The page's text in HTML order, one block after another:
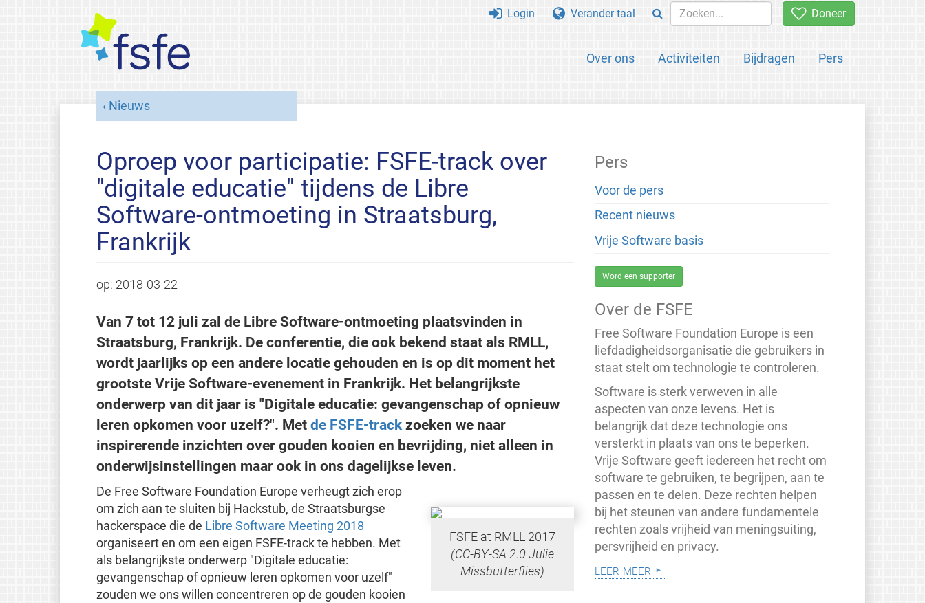
Doneer
Over ons Activiteiten Bijdragen Pers
Login Verander taal
Nieuws
Oproep voor participatie: FSFE-track over
"digitale educatie" tijdens de Libre
Software-ontmoeting in Straatsburg,
Frankrijk
op: 2018-03-22
Van 7 tot 12 juli zal de Libre Software-ontmoeting plaatsvinden in
Straatsburg, Frankrijk. De conferentie, die ook bekend staat als RMLL,
wordt jaarlijks op een andere locatie gehouden en is op dit moment het
grootste Vrije Software-evenement in Frankrijk. Het belangrijkste
onderwerp van dit jaar is "Digitale educatie: gevangenschap of opnieuw
leren opkomen voor uzelf?". Met de FSFE-trackzoeken we naar
inspirerende inzichten over gouden kooien en bevrijding, niet alleen in
onderwijsinstellingen maar ook in ons dagelijkse leven.
FSFE at RMLL 2017
(CC-BY-SA 2.0 Julie
Missbutterflies)
De Free Software Foundation Europe verheugt zich erop
om zich aan te sluiten bij Hackstub, de Straatsburgse
hackerspace die de Libre Software Meeting 2018
organiseert en om een eigen FSFE-track te hebben. Met
als belangrijkste onderwerp "Digitale educatie:
gevangenschap of opnieuw leren opkomen voor uzelf"
zouden we ons willen concentreren op de gouden kooien
Pers
Voor de pers
Recent nieuws
Vrije Software basis
Word een supporter
Over de FSFE
Free Software Foundation Europe is een
liefdadigheidsorganisatie die gebruikers in
staat stelt om technologie te controleren.
Software is sterk verweven in alle
aspecten van onze levens. Het is
belangrijk dat deze technologie ons
versterkt in plaats van ons te beperken.
Vrije Software geeft iedereen het recht om
software te gebruiken, te begrijpen, aan te
passen en te delen. Deze rechten helpen
bij het steunen van andere fundamentele
rechten zoals vrijheid van meningsuiting,
persvrijheid en privacy.
leer meer